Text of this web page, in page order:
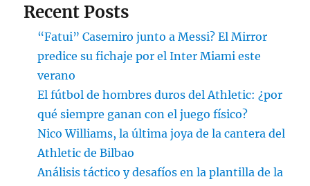
Recent Posts
“Fatui” Casemiro junto a Messi? El Mirror
predice su fichaje por el Inter Miami este
verano
El fútbol de hombres duros del Athletic: ¿por
qué siempre ganan con el juego físico?
Nico Williams, la última joya de la cantera del
Athletic de Bilbao
Análisis táctico y desafíos en la plantilla de la